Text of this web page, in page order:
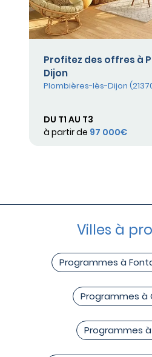
Profitez des offres à
Dijon
Plombières-lès-Dijon
DU T1 AU T3
à partir de 97 000€
Villes à
Programmes à
Programmes à
Programmes